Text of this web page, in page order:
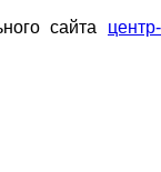
сайта центр-